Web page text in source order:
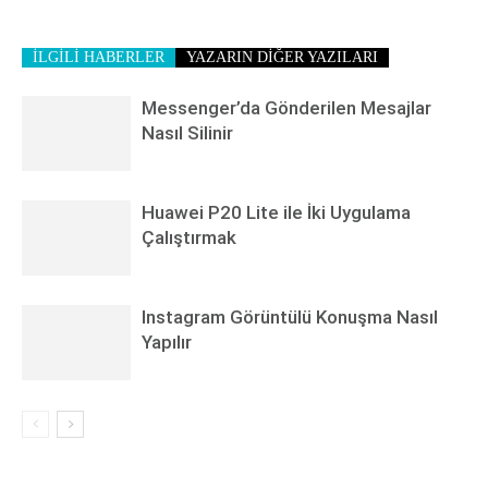
İLGİLİ HABERLER YAZARIN DİĞER YAZILARI
Messenger’da Gönderilen Mesajlar
Nasıl Silinir
Huawei P20 Lite ile İki Uygulama
Çalıştırmak
Instagram Görüntülü Konuşma Nasıl
Yapılır